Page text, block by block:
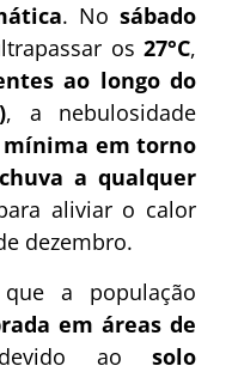
. No sábado
os 27°C,
ao longo do
, a nebulosidade
mínima em torno
a qualquer
aliviar o calor
dezembro.
a população
em áreas de
ao solo